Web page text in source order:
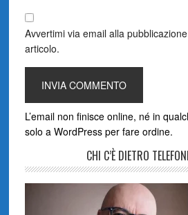
Avvertimi via email alla
articolo.
L’email non finisce online, né in
solo a WordPress per fare ordine.
CHI C’È DIETRO